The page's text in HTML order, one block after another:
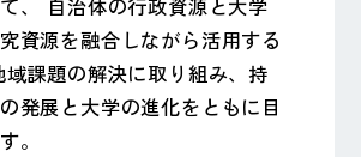
、
自治体の行政資源と大学
資源を融合しながら活用する
域課題の解決に取り組み、持
発展と大学の進化をともに目
。